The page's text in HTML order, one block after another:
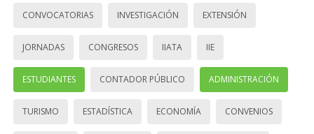
CONVOCATORIAS INVESTIGACIÓN EXTENSIÓN
JORNADAS CONGRESOS IIATA IIE
ESTUDIANTES CONTADOR PÚBLICO ADMINISTRACIÓN
TURISMO ESTADÍSTICA ECONOMÍA CONVENIOS